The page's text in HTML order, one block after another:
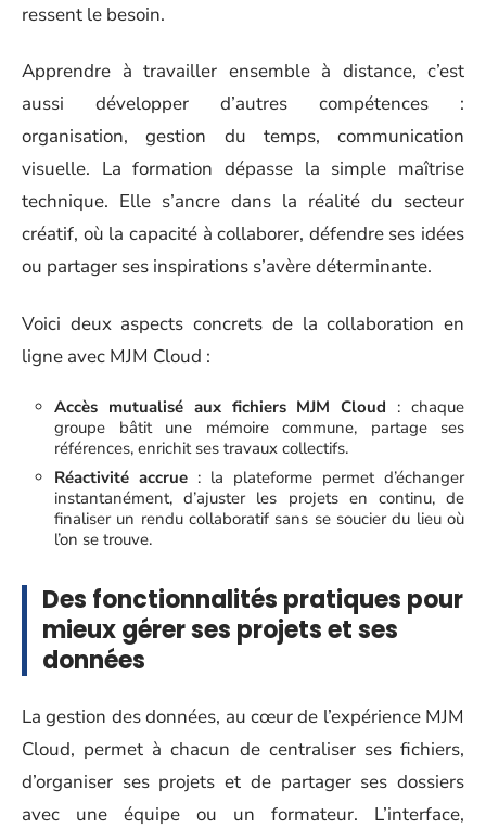
ressent le besoin.
Apprendre à travailler ensemble à distance, c’est
aussi développer d’autres compétences :
organisation, gestion du temps, communication
visuelle. La formation dépasse la simple maîtrise
technique. Elle s’ancre dans la réalité du secteur
créatif, où la capacité à collaborer, défendre ses idées
ou partager ses inspirations s’avère déterminante.
Voici deux aspects concrets de la collaboration en
ligne avec MJM Cloud :
Accès mutualisé aux fichiers MJM Cloud : chaque
groupe bâtit une mémoire commune, partage ses
références, enrichit ses travaux collectifs.
Réactivité accrue : la plateforme permet d’échanger
instantanément, d’ajuster les projets en continu, de
finaliser un rendu collaboratif sans se soucier du lieu où
l’on se trouve.
Des fonctionnalités pratiques pour
mieux gérer ses projets et ses
données
La gestion des données, au cœur de l’expérience MJM
Cloud, permet à chacun de centraliser ses fichiers,
d’organiser ses projets et de partager ses dossiers
avec une équipe ou un formateur. L’interface,